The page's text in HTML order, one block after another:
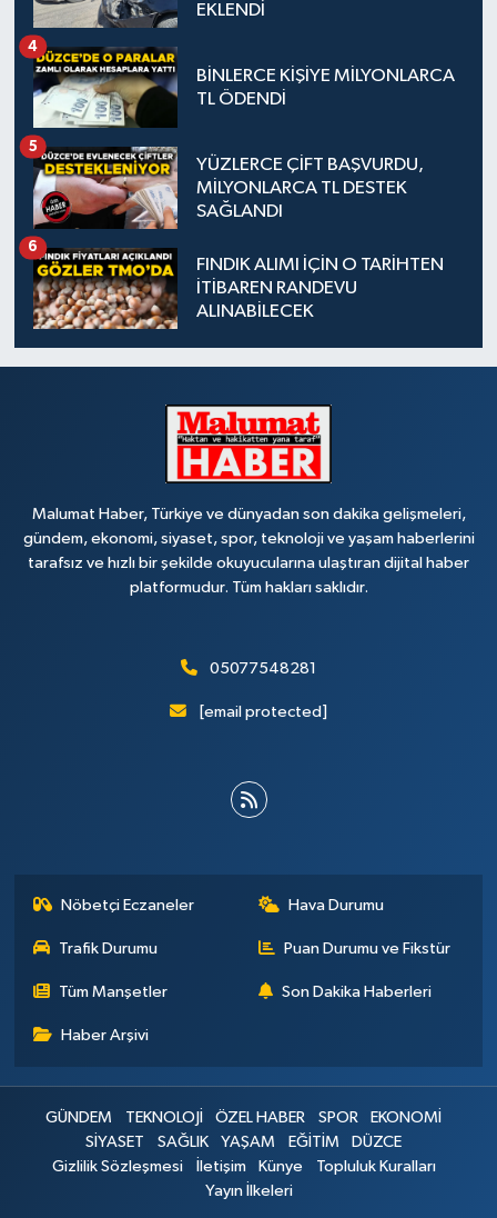
EKLENDİ
BİNLERCE KİŞİYE MİLYONLARCA
TL ÖDENDİ
4
YÜZLERCE ÇİFT BAŞVURDU,
MİLYONLARCA TL DESTEK
SAĞLANDI
5
FINDIK ALIMI İÇİN O TARİHTEN
İTİBAREN RANDEVU
ALINABİLECEK
6
Malumat Haber, Türkiye ve dünyadan son dakika gelişmeleri,
gündem, ekonomi, siyaset, spor, teknoloji ve yaşam haberlerini
tarafsız ve hızlı bir şekilde okuyucularına ulaştıran dijital haber
platformudur. Tüm hakları saklıdır.
05077548281
[email protected]
Nöbetçi Eczaneler Hava Durumu
Trafik Durumu Puan Durumu ve Fikstür
Tüm Manşetler Son Dakika Haberleri
Haber Arşivi
GÜNDEM TEKNOLOJİ ÖZEL HABER SPOR
EKONOMİ
SİYASET
SAĞLIK YAŞAM EĞİTİM
DÜZCE
Gizlilik Sözleşmesi
İletişim Künye
Topluluk Kuralları
Yayın İlkeleri